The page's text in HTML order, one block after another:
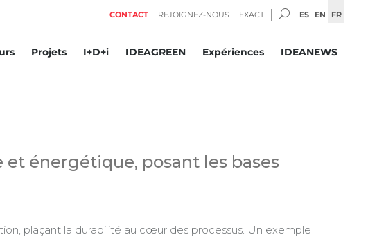
CONTACT REJOIGNEZ-NOUS EXACT SEARCH:
ES EN FR
Projets I+D+i IDEAGREEN Expériences IDEANEWS
énergétique, posant les bases
plaçant la durabilité au cœur des processus. Un exemple